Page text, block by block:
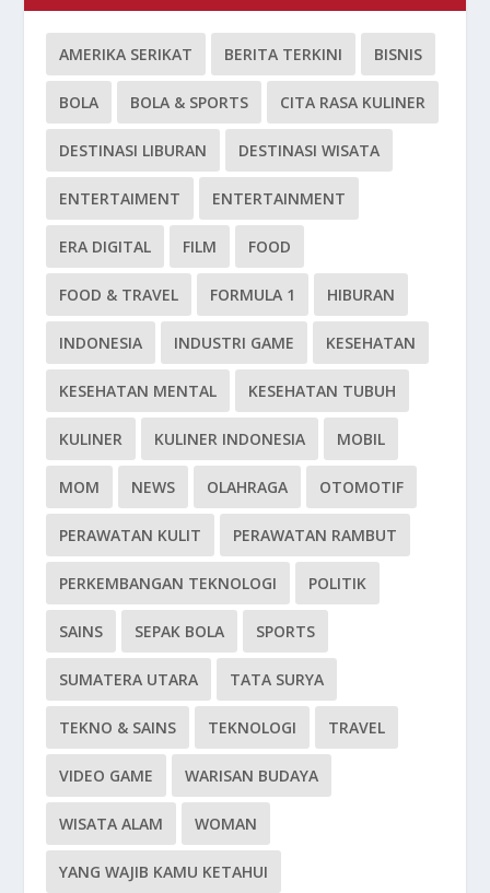
AMERIKA SERIKAT BERITA TERKINI BISNIS
BOLA BOLA & SPORTS CITA RASA KULINER
DESTINASI LIBURAN DESTINASI WISATA
ENTERTAIMENT ENTERTAINMENT
ERA DIGITAL FILM FOOD
FOOD & TRAVEL FORMULA 1 HIBURAN
INDONESIA INDUSTRI GAME KESEHATAN
KESEHATAN MENTAL KESEHATAN TUBUH
KULINER KULINER INDONESIA MOBIL
MOM NEWS OLAHRAGA OTOMOTIF
PERAWATAN KULIT PERAWATAN RAMBUT
PERKEMBANGAN TEKNOLOGI POLITIK
SAINS SEPAK BOLA SPORTS
SUMATERA UTARA TATA SURYA
TEKNO & SAINS TEKNOLOGI TRAVEL
VIDEO GAME WARISAN BUDAYA
WISATA ALAM WOMAN
YANG WAJIB KAMU KETAHUI